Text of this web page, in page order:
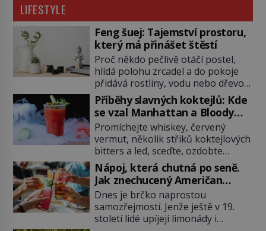
LIFESTYLE
Feng šuej: Tajemství prostoru,
který má přinášet štěstí
Proč někdo pečlivě otáčí postel,
hlídá polohu zrcadel a do pokoje
přidává rostliny, vodu nebo dřevo?
Feng šuej tvrdí, že domov není jen
soubor zdí a nábytku. Je to prostor,
kterým proudí energie čchi a jeho
uspořádání může ovlivňovat, jak se
v něm člověk cítí. Feng šuej má
kořeny ve staré Číně a jeho historie
[…]
Příběhy slavných koktejlů: Kde
se vzal Manhattan a Bloody
Mary?
Promíchejte whiskey, červený
vermut, několik střiků koktejlových
bitters a led, sceďte, ozdobte
koktejlovou třešinkou a tadá…
Manhattan je tu! A pokud to má být
skutečně on, dejte si pozor, ať
místo klasické americké rye
whiskey či klidně bourbonu
nepoužijete skotskou whisku. Co
Nápoj, která chutná po seně.
Jak znechucený Američan
vymyslel brčko
Dnes je brčko naprostou
samozřejmostí. Jenže ještě v 19.
století lidé upíjejí limonády i